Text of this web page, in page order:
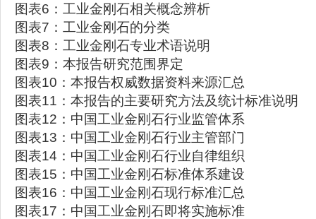
图表6：工业金刚石相关概念辨析
图表7：工业金刚石的分类
图表8：工业金刚石专业术语说明
图表9：本报告研究范围界定
图表10：本报告权威数据资料来源汇总
图表11：本报告的主要研究方法及统计标准说明
图表12：中国工业金刚石行业监管体系
图表13：中国工业金刚石行业主管部门
图表14：中国工业金刚石行业自律组织
图表15：中国工业金刚石标准体系建设
图表16：中国工业金刚石现行标准汇总
图表17：中国工业金刚石即将实施标准